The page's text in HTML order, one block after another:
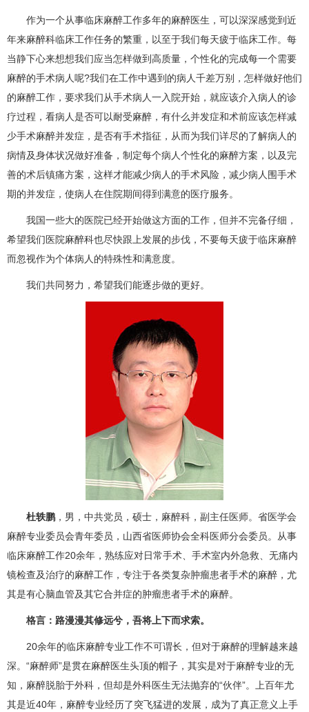
作为一个从事临床麻醉工作多年的麻醉医生，可以深深感觉到近
年来麻醉科临床工作任务的繁重，以至于我们每天疲于临床工作。每
当静下心来想想我们应当怎样做到高质量，个性化的完成每一个需要
麻醉的手术病人呢?我们在工作中遇到的病人千差万别，怎样做好他们
的麻醉工作，要求我们从手术病人一入院开始，就应该介入病人的诊
疗过程，看病人是否可以耐受麻醉，有什么并发症和术前应该怎样减
少手术麻醉并发症，是否有手术指征，从而为我们详尽的了解病人的
病情及身体状况做好准备，制定每个病人个性化的麻醉方案，以及完
善的术后镇痛方案，这样才能减少病人的手术风险，减少病人围手术
期的并发症，使病人在住院期间得到满意的医疗服务。
我国一些大的医院已经开始做这方面的工作，但并不完备仔细，
希望我们医院麻醉科也尽快跟上发展的步伐，不要每天疲于临床麻醉
而忽视作为个体病人的特殊性和满意度。
我们共同努力，希望我们能逐步做的更好。
杜轶鹏 ，男，中共党员，硕士， 麻醉科 ，副主任医师。省医学会
麻醉专业委员会青年委员，山西省医师协会全科医师分会委员。从事
临床麻醉工作20余年，熟练应对日常手术、手术室内外急救、无痛内
镜检查及治疗的麻醉工作，专注于各类复杂肿瘤患者手术的麻醉，尤
其是有心脑血管及其它合并症的肿瘤患者手术的麻醉。
格言：路漫漫其修远兮，吾将上下而求索。
20余年的临床麻醉专业工作不可谓长，但对于麻醉的理解越来越
深。“麻醉师”是贯在麻醉医生头顶的帽子，其实是对于麻醉专业的无
知，麻醉脱胎于外科，但却是外科医生无法抛弃的“伙伴”。上百年尤
其是近40年，麻醉专业经历了突飞猛进的发展，成为了真正意义上手